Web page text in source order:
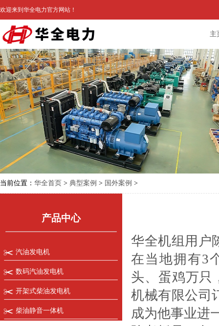
欢迎来到华全电力官方网站！
主
当前位置： 华全首页 > 典型案例 > 国外案例 >
产品中心
汽油发电机
数码汽油发电机
开架式柴油发电机
柴油静音一体机
华全机组用户
在当地拥有3
头、蛋鸡万只
机械有限公司
成为他事业进